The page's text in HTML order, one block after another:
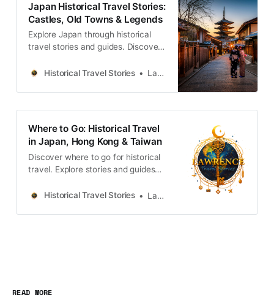
Japan Historical Travel Stories:
Castles, Old Towns & Legends
Explore Japan through historical
travel stories and guides. Discover
legends across the country.
Historical Travel Stories Lawrence
Where to Go: Historical Travel
in Japan, Hong Kong & Taiwan
Discover where to go for historical
travel. Explore stories and guides
Taiwan, more destinations like the
Historical Travel Stories Lawrence
READ MORE